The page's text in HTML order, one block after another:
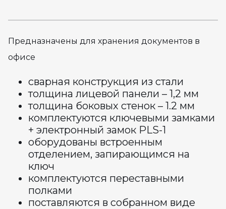
Предназначены для хранения документов в
офисе
сварная конструкция из стали
толщина лицевой панели – 1,2 мм
толщина боковых стенок – 1.2 мм
комплектуются ключевыми замками
+ электронный замок PLS-1
оборудованы встроенным
отделением, запирающимся на
ключ
комплектуются переставными
полками
поставляются в собранном виде